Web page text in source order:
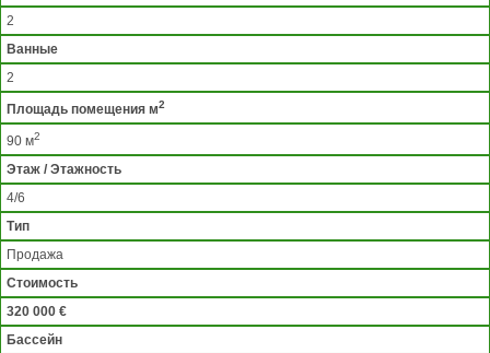
2
Ванные
2
Площадь помещения м2
90 м2
Этаж / Этажность
4/6
Тип
Продажа
Стоимость
320 000 €
Бассейн